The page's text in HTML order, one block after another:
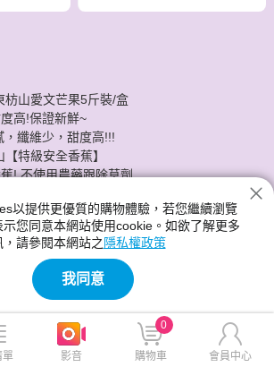
枋山愛文芒果5斤裝/盒
高!保證新鮮~
纖維少，甜度高!!!
特級安全香蕉】
! 不使用農藥跟除草劑
最實惠的價格，最安心的服務品質。
以提供更優質的購物體驗，若您繼續瀏覽
您同意本網站使用cookie。如欲了解更多
，請參閱本網站之 隱私權政策
我同意
單 影音 購物車
0
會員中心